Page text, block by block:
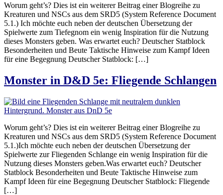
Worum geht’s? Dies ist ein weiterer Beitrag einer Blogreihe zu
Kreaturen und NSCs aus dem SRD5 (System Reference Document
5.1.) Ich möchte euch neben der deutschen Übersetzung der
Spielwerte zum Tiefegnom ein wenig Inspiration für die Nutzung
dieses Monsters geben. Was erwartet euch? Deutscher Statblock
Besonderheiten und Beute Taktische Hinweise zum Kampf Ideen
für eine Begegnung Deutscher Statblock: […]
Monster in D&D 5e: Fliegende Schlangen
Worum geht’s? Dies ist ein weiterer Beitrag einer Blogreihe zu
Kreaturen und NSCs aus dem SRD5 (System Reference Document
5.1.)Ich möchte euch neben der deutschen Übersetzung der
Spielwerte zur Fliegenden Schlange ein wenig Inspiration für die
Nutzung dieses Monsters geben.Was erwartet euch? Deutscher
Statblock Besonderheiten und Beute Taktische Hinweise zum
Kampf Ideen für eine Begegnung Deutscher Statblock: Fliegende
[…]